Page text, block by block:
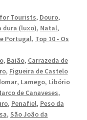
Fotográfica Fnac
Tourists, Douro,
dura (luxo), Natal,
Portugal, Top 10 - Os
, Baião, Carrazeda de
, Figueira de Castelo
, Lamego, Libório
de Canaveses,
, Penafiel, Peso da
, São João da